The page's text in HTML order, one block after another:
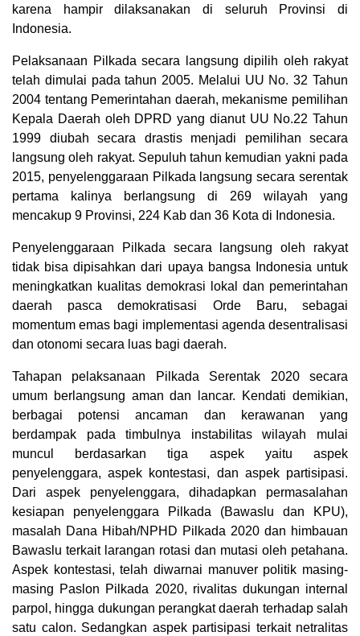
karena hampir dilaksanakan di seluruh Provinsi di
Indonesia.
Pelaksanaan Pilkada secara langsung dipilih oleh rakyat
telah dimulai pada tahun 2005. Melalui UU No. 32 Tahun
2004 tentang Pemerintahan daerah, mekanisme pemilihan
Kepala Daerah oleh DPRD yang dianut UU No.22 Tahun
1999 diubah secara drastis menjadi pemilihan secara
langsung oleh rakyat. Sepuluh tahun kemudian yakni pada
2015, penyelenggaraan Pilkada langsung secara serentak
pertama kalinya berlangsung di 269 wilayah yang
mencakup 9 Provinsi, 224 Kab dan 36 Kota di Indonesia.
Penyelenggaraan Pilkada secara langsung oleh rakyat
tidak bisa dipisahkan dari upaya bangsa Indonesia untuk
meningkatkan kualitas demokrasi lokal dan pemerintahan
daerah pasca demokratisasi Orde Baru, sebagai
momentum emas bagi implementasi agenda desentralisasi
dan otonomi secara luas bagi daerah.
Tahapan pelaksanaan Pilkada Serentak 2020 secara
umum berlangsung aman dan lancar. Kendati demikian,
berbagai potensi ancaman dan kerawanan yang
berdampak pada timbulnya instabilitas wilayah mulai
muncul berdasarkan tiga aspek yaitu aspek
penyelenggara, aspek kontestasi, dan aspek partisipasi.
Dari aspek penyelenggara, dihadapkan permasalahan
kesiapan penyelenggara Pilkada (Bawaslu dan KPU),
masalah Dana Hibah/NPHD Pilkada 2020 dan himbauan
Bawaslu terkait larangan rotasi dan mutasi oleh petahana.
Aspek kontestasi, telah diwarnai manuver politik masing-
masing Paslon Pilkada 2020, rivalitas dukungan internal
parpol, hingga dukungan perangkat daerah terhadap salah
satu calon. Sedangkan aspek partisipasi terkait netralitas